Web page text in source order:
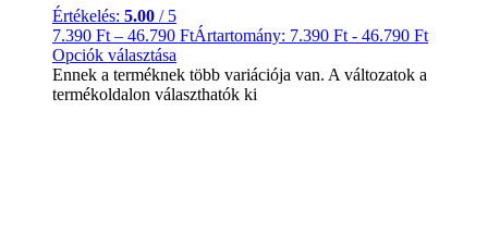
Értékelés: 5.00 / 5
7.390 Ft – 46.790 FtÁrtartomány: 7.390 Ft - 46.790 Ft
Opciók választása
Ennek a terméknek több variációja van. A változatok a
termékoldalon választhatók ki